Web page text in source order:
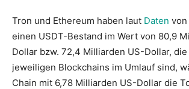
Tron und Ethereum haben laut Daten von
einen USDT-Bestand im Wert von 80,9
Dollar bzw. 72,4 Milliarden US-Dollar,
jeweiligen Blockchains im Umlauf sind,
Chain mit 6,78 Milliarden US-Dollar die